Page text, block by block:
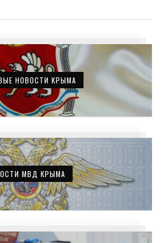
НОВОСТИ КРЫМА
МВД КРЫМА